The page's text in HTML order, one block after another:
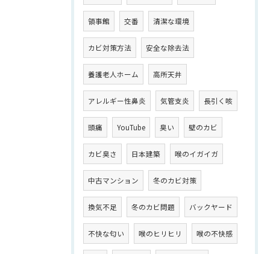
領事館 交番 清潔な環境
カビ対策方法 安全な除去法
養護老人ホーム 高所天井
アレルギー性鼻炎 気管支炎 長引く咳
頭痛 YouTube 臭い 壁のカビ
カビ臭さ 日本建築 喉のイガイガ
中古マンション 冬のカビ対策
換気不足 冬のカビ問題 バックヤード
不快な匂い 喉のヒリヒリ 喉の不快感